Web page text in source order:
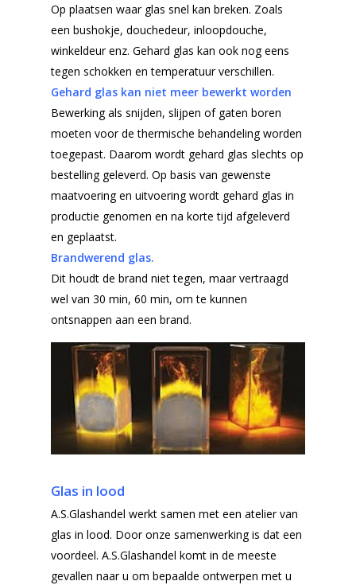
Op plaatsen waar glas snel kan breken. Zoals
een bushokje, douchedeur, inloopdouche,
winkeldeur enz. Gehard glas kan ook nog eens
tegen schokken en temperatuur verschillen.
Gehard glas kan niet meer bewerkt worden
Bewerking als snijden, slijpen of gaten boren
moeten voor de thermische behandeling worden
toegepast. Daarom wordt gehard glas slechts op
bestelling geleverd. Op basis van gewenste
maatvoering en uitvoering wordt gehard glas in
productie genomen en na korte tijd afgeleverd
en geplaatst.
Brandwerend glas.
Dit houdt de brand niet tegen, maar vertraagd
wel van 30 min, 60 min, om te kunnen
ontsnappen aan een brand.
Glas in lood
A.S.Glashandel werkt samen met een atelier van
glas in lood. Door onze samenwerking is dat een
voordeel. A.S.Glashandel komt in de meeste
gevallen naar u om bepaalde ontwerpen met u
Home
Producten
Gelaagd glas
Enkelglas
Glas in lood
Subsidie glas
Projecten
Algemene